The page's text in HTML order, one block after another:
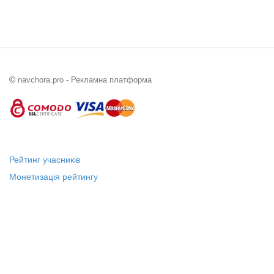
© navchora.pro - Рекламна платформа
Рейтинг учасників
Монетизація рейтингу